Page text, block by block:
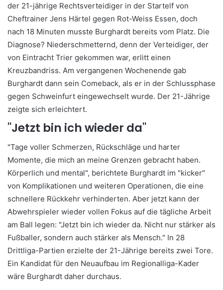
der 21-jährige Rechtsverteidiger in der Startelf von
Cheftrainer Jens Härtel gegen Rot-Weiss Essen, doch
nach 18 Minuten musste Burghardt bereits vom Platz. Die
Diagnose? Niederschmetternd, denn der Verteidiger, der
von Eintracht Trier gekommen war, erlitt einen
Kreuzbandriss. Am vergangenen Wochenende gab
Burghardt dann sein Comeback, als er in der Schlussphase
gegen Schweinfurt eingewechselt wurde. Der 21-Jährige
zeigte sich erleichtert.
"Jetzt bin ich wieder da"
"Tage voller Schmerzen, Rückschläge und harter
Momente, die mich an meine Grenzen gebracht haben.
Körperlich und mental", berichtete Burghardt im "kicker"
von Komplikationen und weiteren Operationen, die eine
schnellere Rückkehr verhinderten. Aber jetzt kann der
Abwehrspieler wieder vollen Fokus auf die tägliche Arbeit
am Ball legen: "Jetzt bin ich wieder da. Nicht nur stärker als
Fußballer, sondern auch stärker als Mensch." In 28
Drittliga-Partien erzielte der 21-Jährige bereits zwei Tore.
Ein Kandidat für den Neuaufbau im Regionalliga-Kader
wäre Burghardt daher durchaus.